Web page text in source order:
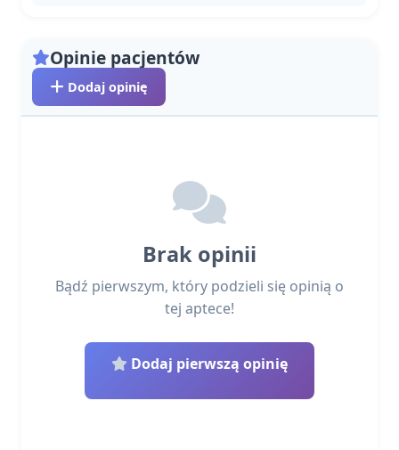
Opinie pacjentów
Dodaj opinię
Brak opinii
Bądź pierwszym, który podzieli się opinią o
tej aptece!
Dodaj pierwszą opinię